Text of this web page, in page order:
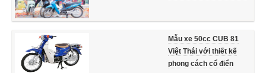
Mẫu xe 50cc CUB 81
Việt Thái với thiết kế
phong cách cổ điển